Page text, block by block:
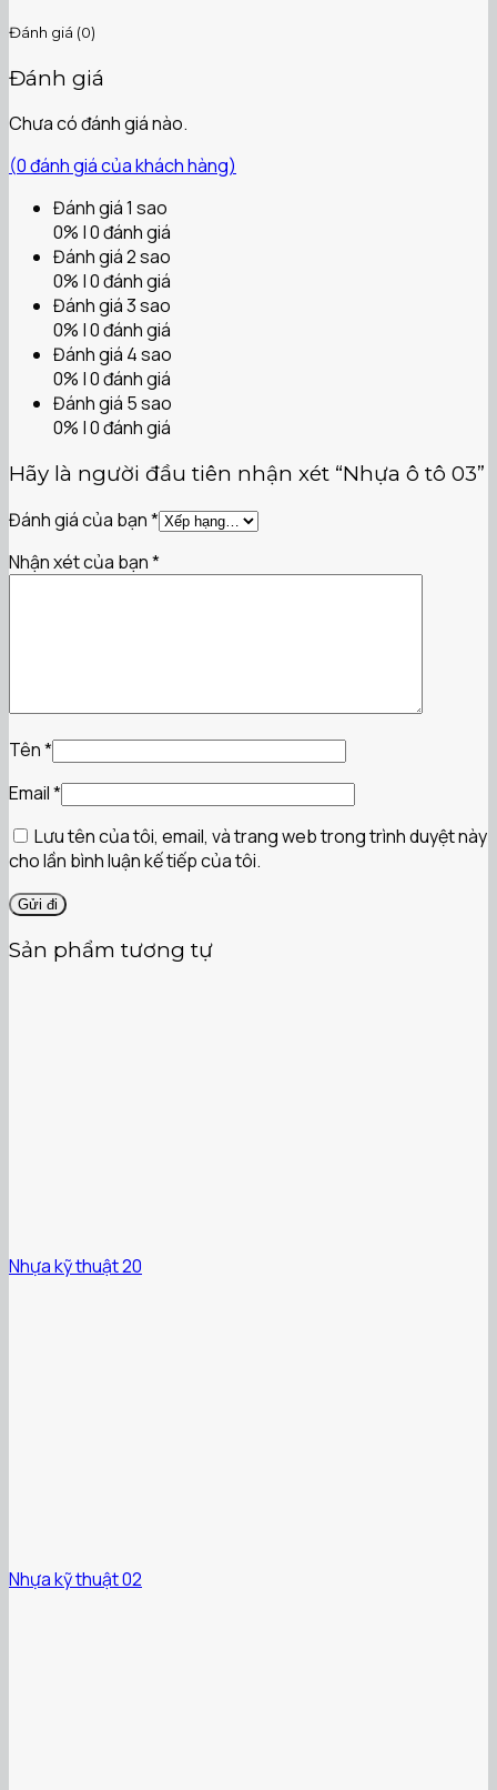
Đánh giá (0)
Đánh giá
Chưa có đánh giá nào.
(0đánh giá của khách hàng)
Đánh giá 1 sao
0% | 0 đánh giá
Đánh giá 2 sao
0% | 0 đánh giá
Đánh giá 3 sao
0% | 0 đánh giá
Đánh giá 4 sao
0% | 0 đánh giá
Đánh giá 5 sao
0% | 0 đánh giá
Hãy là người đầu tiên nhận xét “Nhựa ô tô 03”
Đánh giá của bạn*
Nhận xét của bạn*
Tên*
Email*
Lưu tên của tôi, email, và trang web trong trình duyệt này
cho lần bình luận kế tiếp của tôi.
Sản phẩm tương tự
Nhựa kỹ thuật 20
Nhựa kỹ thuật 02